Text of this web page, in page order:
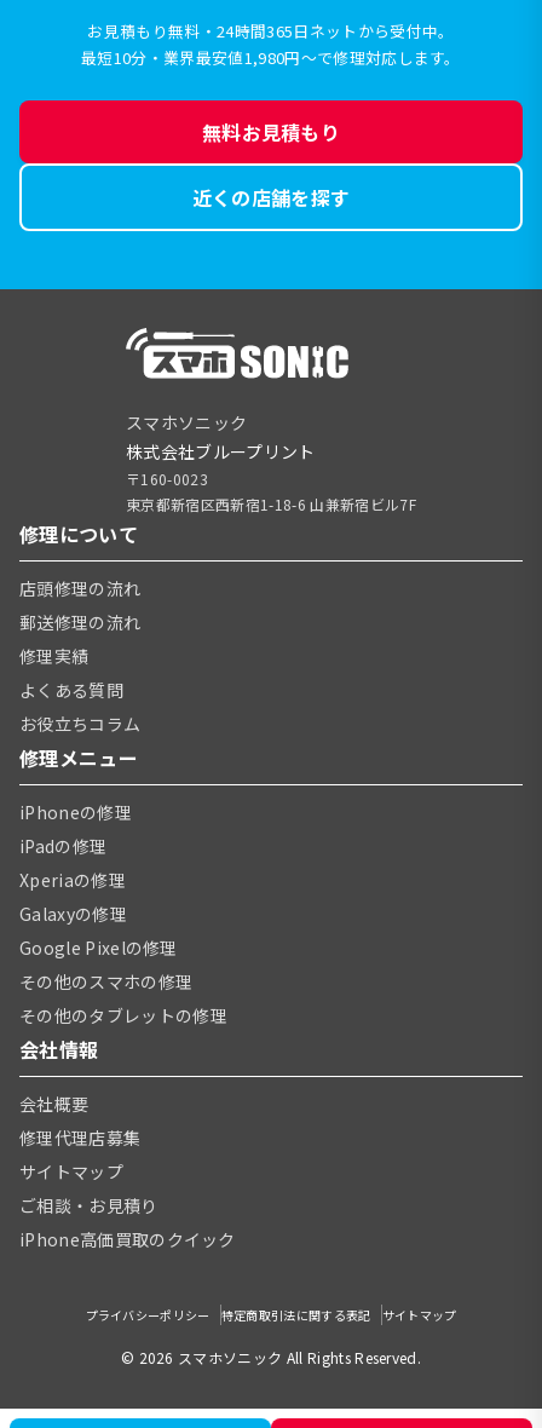
お見積もり無料・24時間365日ネットから受付中。
最短10分・業界最安値1,980円〜で修理対応します。
無料お見積もり
近くの店舗を探す
スマホソニック
株式会社ブループリント
〒160-0023
東京都新宿区西新宿1-18-6 山兼新宿ビル7F
修理について
店頭修理の流れ
郵送修理の流れ
修理実績
よくある質問
お役立ちコラム
修理メニュー
iPhoneの修理
iPadの修理
Xperiaの修理
Galaxyの修理
Google Pixelの修理
その他のスマホの修理
その他のタブレットの修理
会社情報
会社概要
修理代理店募集
サイトマップ
ご相談・お見積り
iPhone高価買取のクイック
プライバシーポリシー 特定商取引法に関する表記 サイトマップ
© 2026 スマホソニック All Rights Reserved.